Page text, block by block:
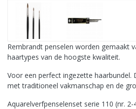
Rembrandt penselen worden gemaakt
haartypes van de hoogste kwaliteit.
Voor een perfect ingezette haarbundel.
met traditioneel vakmanschap en de
Aquarelverfpenselenset serie 110 (nr. 2-